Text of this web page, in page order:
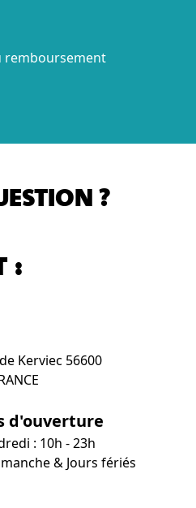
remboursement
?
:
Kerviec 56600
d'ouverture
: 10h - 23h
& Jours fériés